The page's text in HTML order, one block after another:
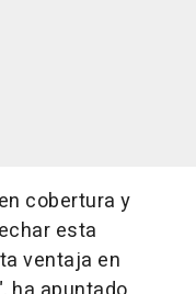
cobertura y
esta
ventaja en